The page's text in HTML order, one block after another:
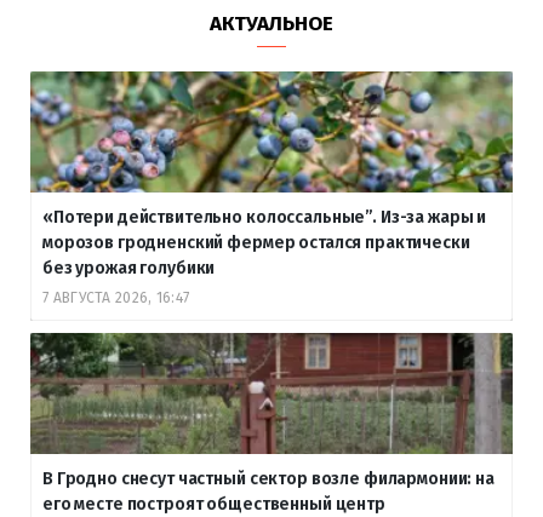
АКТУАЛЬНОЕ
«Потери действительно колоссальные”. Из-за жары и
морозов гродненский фермер остался практически
без урожая голубики
7 АВГУСТА 2026, 16:47
В Гродно снесут частный сектор возле филармонии: на
его месте построят общественный центр